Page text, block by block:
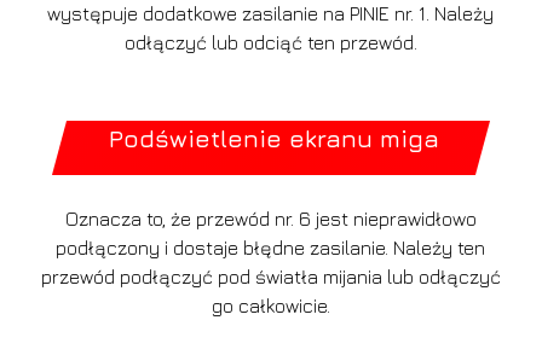
występuje dodatkowe zasilanie na PINIE nr. 1. Należy
odłączyć lub odciąć ten przewód.
Podświetlenie ekranu miga
Oznacza to, że przewód nr. 6 jest nieprawidłowo
podłączony i dostaje błędne zasilanie. Należy ten
przewód podłączyć pod światła mijania lub odłączyć
go całkowicie.